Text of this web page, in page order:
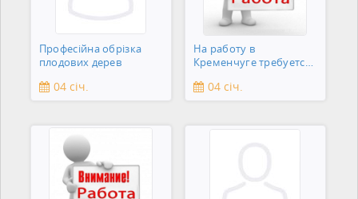
Професійна обрізка
плодових дерев
04 січ.
На работу в
Кременчуге требуется
04 січ.